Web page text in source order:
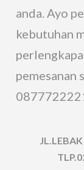
anda. Ayo
kebutuhan
pemesanan